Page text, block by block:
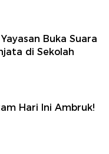
Buka Suara
di Sekolah
Hari Ini Ambruk!